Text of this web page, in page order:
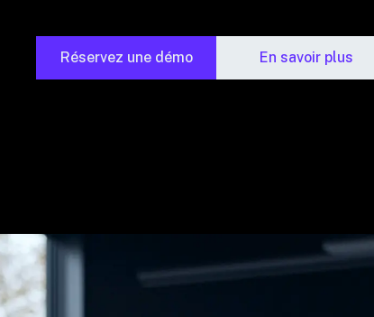
Réservez une démo En savoir plus